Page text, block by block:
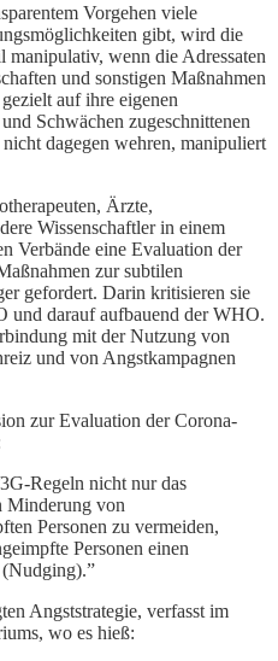
Vorgehen viele
gibt, wird die
wenn die Adressaten
und sonstigen Maßnahmen
auf ihre eigenen
Schwächen zugeschnittenen
dagegen wehren, manipuliert
Ärzte,
Wissenschaftler in einem
Verbände eine Evaluation der
zur subtilen
gefordert. Darin kritisieren sie
und darauf aufbauend der WHO.
mit der Nutzung von
und von Angstkampagnen
zur Evaluation der Corona-
Regeln nicht nur das
Minderung von
Personen zu vermeiden,
Personen einen
Angststrategie, verfasst im
wo es hieß: